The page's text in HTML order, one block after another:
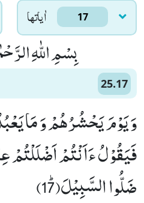
اٰياتها 17
بِسْمِ اللّٰهِ
25.17
وَ یَوْمَ یَحْشُرُهُمْ وَ مَا
فَیَقُوْلُ ءَاَنْتُمْ اَضْلَلْتُمْ
ضَلُّوا السَّبِیْلَﭤ(17)